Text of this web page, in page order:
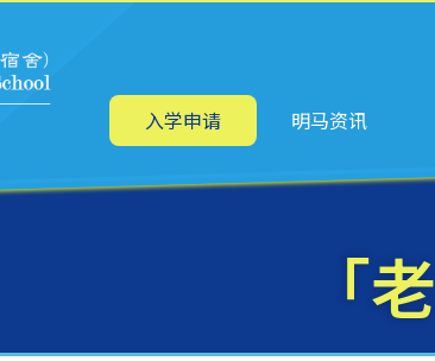
主
航 入学申请 明马资讯
「老